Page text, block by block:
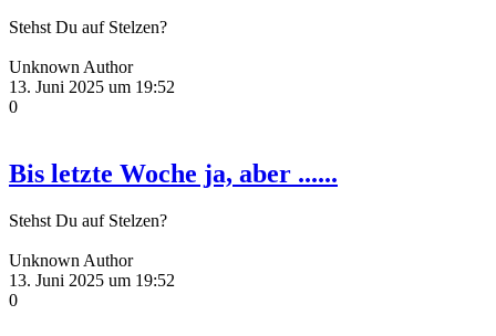
Stehst Du auf Stelzen?
Unknown Author
13. Juni 2025 um 19:52
0
Bis letzte Woche ja, aber ......
Stehst Du auf Stelzen?
Unknown Author
13. Juni 2025 um 19:52
0